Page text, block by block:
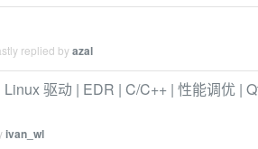
replied byazal
驱动 | EDR | C/C++ | 性能调优 |
ivan_wl